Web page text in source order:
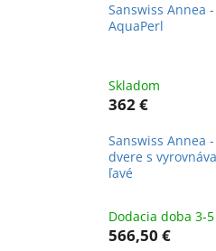
Sanswiss Annea
AquaPerl
Skladom
362 €
Sanswiss Annea
dvere s
ľavé
Dodacia doba 3-
566,50 €